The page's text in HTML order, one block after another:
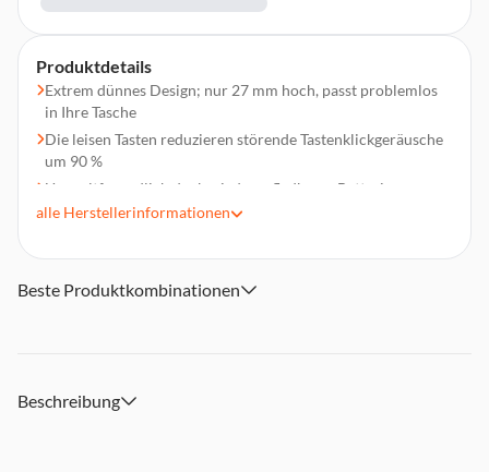
Produktdetails
Extrem dünnes Design; nur 27 mm hoch, passt problemlos
in Ihre Tasche
Die leisen Tasten reduzieren störende Tastenklickgeräusche
um 90 %
Umweltfreundlich dank wiederaufladbarer Batterie
Verbindung über Bluetooth oder den inbegriffenen, leicht
Dank symmetrischem beidhändig bedienbarem Design für
Rechts- und Linkshänder geeignet
alle Herstellerinformationen
Beste Produktkombinationen
Beschreibung